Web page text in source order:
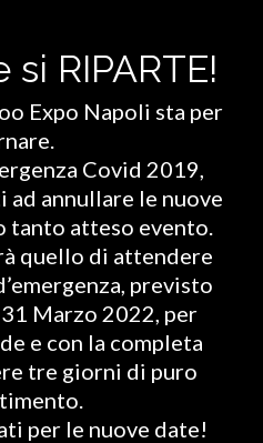
RIPARTE!
Expo Napoli sta per
Covid 2019,
annullare le nuove
atteso evento.
quello di attendere
previsto
Marzo 2022, per
e con la completa
tre giorni di puro
per le nuove date!